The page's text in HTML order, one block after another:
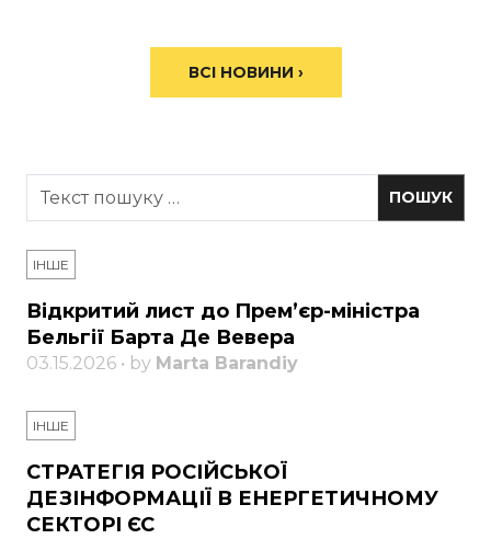
ВСІ НОВИНИ ›
ІНШЕ
Відкритий лист до Прем’єр-міністра
Бельгії Барта Де Вевера
03.15.2026 • by Marta Barandiy
ІНШЕ
СТРАТЕГІЯ РОСІЙСЬКОЇ
ДЕЗІНФОРМАЦІЇ В ЕНЕРГЕТИЧНОМУ
СЕКТОРІ ЄС